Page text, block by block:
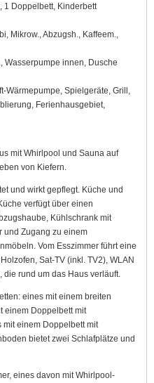
1 Doppelbett, Kinderbett
Mikrow., Abzugsh., Kaffeem.,
Wasserpumpe innen, Dusche
Wärmepumpe, Spielgeräte, Grill,
Ferienhausgebiet,
mit Whirlpool und Sauna auf
von Kiefern.
und wirkt gepflegt. Küche und
verfügt über einen
Kühlschrank mit
und Zugang zu einem
Vom Esszimmer führt eine
Sat-TV (inkl. TV2), WLAN
die rund um das Haus verläuft.
eines mit einem breiten
einem Doppelbett mit
mit einem Doppelbett mit
bietet zwei Schlafplätze und
eines davon mit Whirlpool-